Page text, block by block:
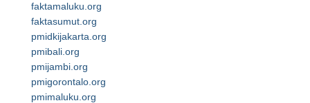
faktamaluku.org
faktasumut.org
pmidkijakarta.org
pmibali.org
pmijambi.org
pmigorontalo.org
pmimaluku.org